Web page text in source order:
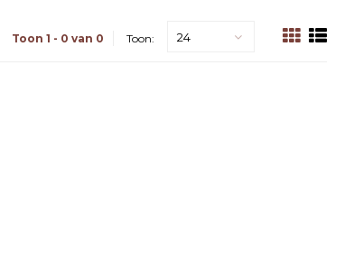
Toon 1 - 0 van 0 Toon: 24